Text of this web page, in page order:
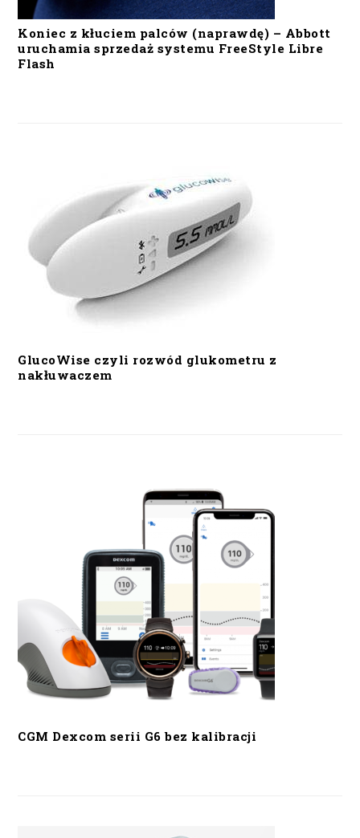
Koniec z kłuciem palców (naprawdę) – Abbott
uruchamia sprzedaż systemu FreeStyle Libre
Flash
GlucoWise czyli rozwód glukometru z
nakłuwaczem
CGM Dexcom serii G6 bez kalibracji